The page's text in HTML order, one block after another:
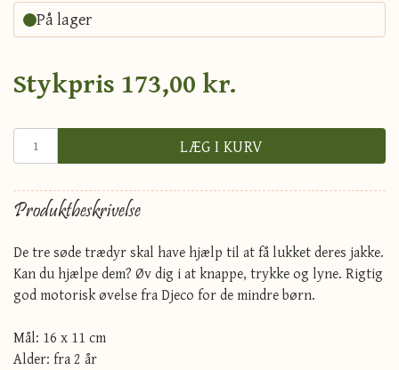
På lager
Stykpris 173,00 kr.
LÆG I KURV
Produktbeskrivelse
De tre søde trædyr skal have hjælp til at få lukket deres jakke.
Kan du hjælpe dem? Øv dig i at knappe, trykke og lyne. Rigtig
god motorisk øvelse fra Djeco for de mindre børn.
Mål: 16 x 11 cm
Alder: fra 2 år